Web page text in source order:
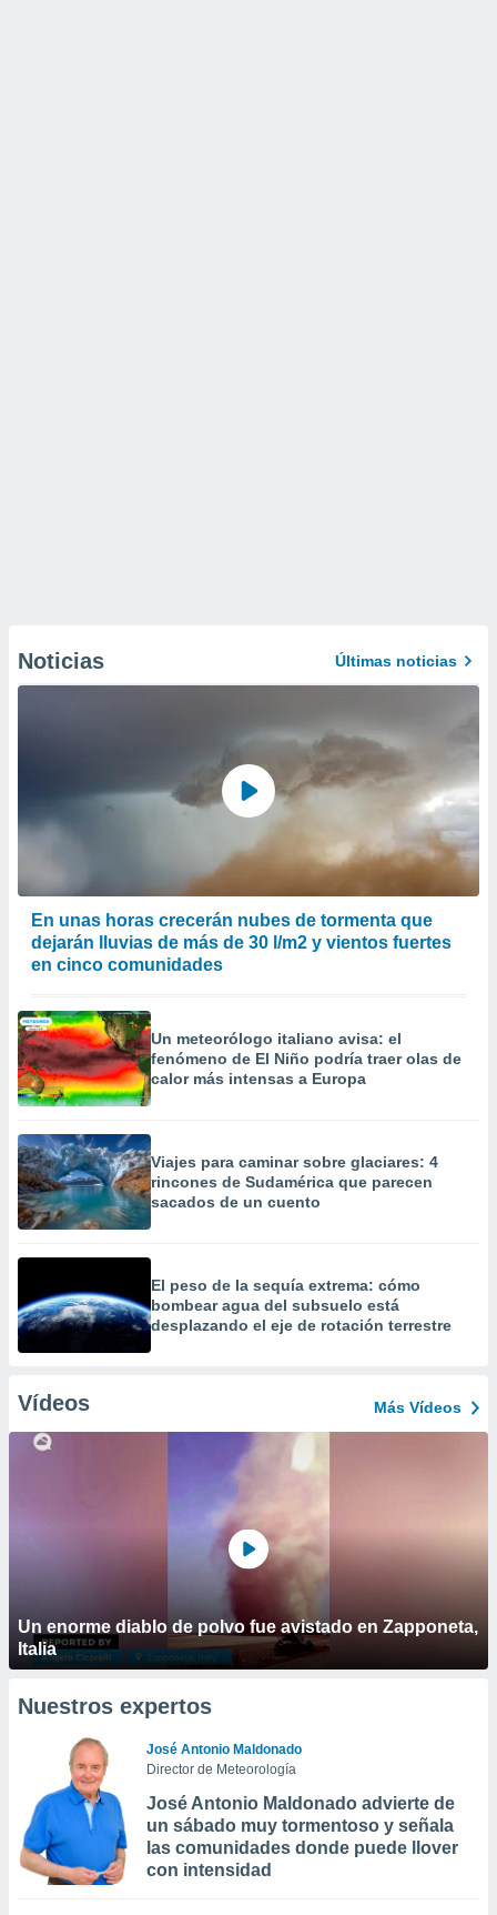
Noticias Últimas noticias
En unas horas crecerán nubes de tormenta que
dejarán lluvias de más de 30 l/m2 y vientos fuertes
en cinco comunidades
Un meteorólogo italiano avisa: el
fenómeno de El Niño podría traer olas de
calor más intensas a Europa
Viajes para caminar sobre glaciares: 4
rincones de Sudamérica que parecen
sacados de un cuento
El peso de la sequía extrema: cómo
bombear agua del subsuelo está
desplazando el eje de rotación terrestre
Vídeos Más Vídeos
Un enorme diablo de polvo fue avistado en Zapponeta,
Italia
Nuestros expertos
José Antonio Maldonado
Director de Meteorología
José Antonio Maldonado advierte de
un sábado muy tormentoso y señala
las comunidades donde puede llover
con intensidad